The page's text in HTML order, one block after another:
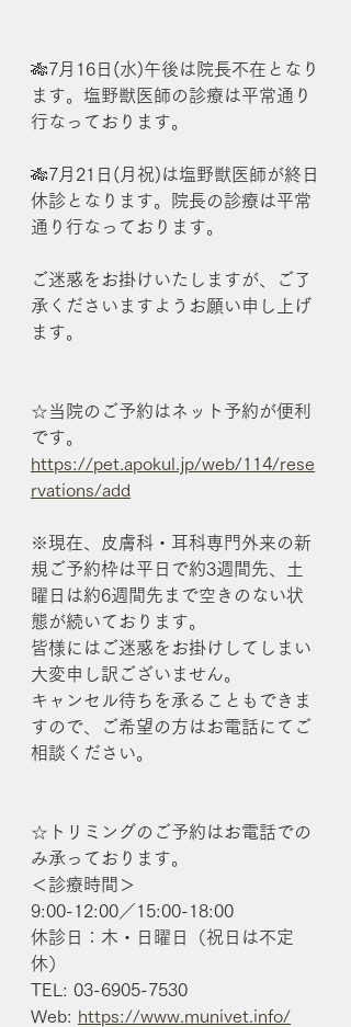
🎋7月16日(水)午後は院長不在となり
ます。塩野獣医師の診療は平常通り
行なっております。
🎋7月21日(月祝)は塩野獣医師が終日
休診となります。院長の診療は平常
通り行なっております。
ご迷惑をお掛けいたしますが、ご了
承くださいますようお願い申し上げ
ます。
☆当院のご予約はネット予約が便利
です。
https://pet.apokul.jp/web/114/rese
rvations/add
※現在、皮膚科・耳科専門外来の新
規ご予約枠は平日で約3週間先、土
曜日は約6週間先まで空きのない状
態が続いております。
皆様にはご迷惑をお掛けしてしまい
大変申し訳ございません。
キャンセル待ちを承ることもできま
すので、ご希望の方はお電話にてご
相談ください。
☆トリミングのご予約はお電話での
み承っております。
＜診療時間＞
9:00-12:00／15:00-18:00
休診日：木・日曜日（祝日は不定
休）
TEL: 03-6905-7530
Web: https://www.munivet.info/